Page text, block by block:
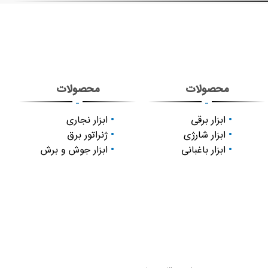
محصولات
-
ابزار برقی
ابزار شارژی
ابزار باغبانی
محصولات
-
ابزار نجاری
ژنراتور برق
ابزار جوش و برش